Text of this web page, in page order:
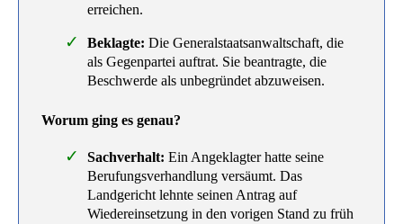
erreichen.
Beklagte: Die Generalstaatsanwaltschaft, die
als Gegenpartei auftrat. Sie beantragte, die
Beschwerde als unbegründet abzuweisen.
Worum ging es genau?
Sachverhalt: Ein Angeklagter hatte seine
Berufungsverhandlung versäumt. Das
Landgericht lehnte seinen Antrag auf
Wiedereinsetzung in den vorigen Stand zu früh